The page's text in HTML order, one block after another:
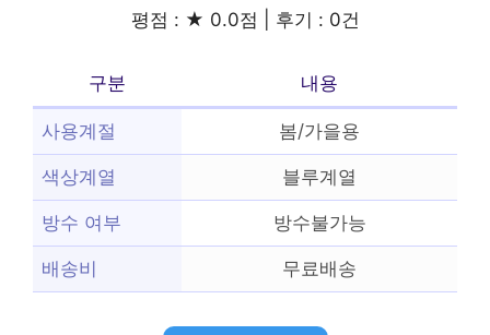
평점 : ★ 0.0점 | 후기 : 0건
구분 내용
사용계절 봄/가을용
색상계열 블루계열
방수 여부 방수불가능
배송비 무료배송